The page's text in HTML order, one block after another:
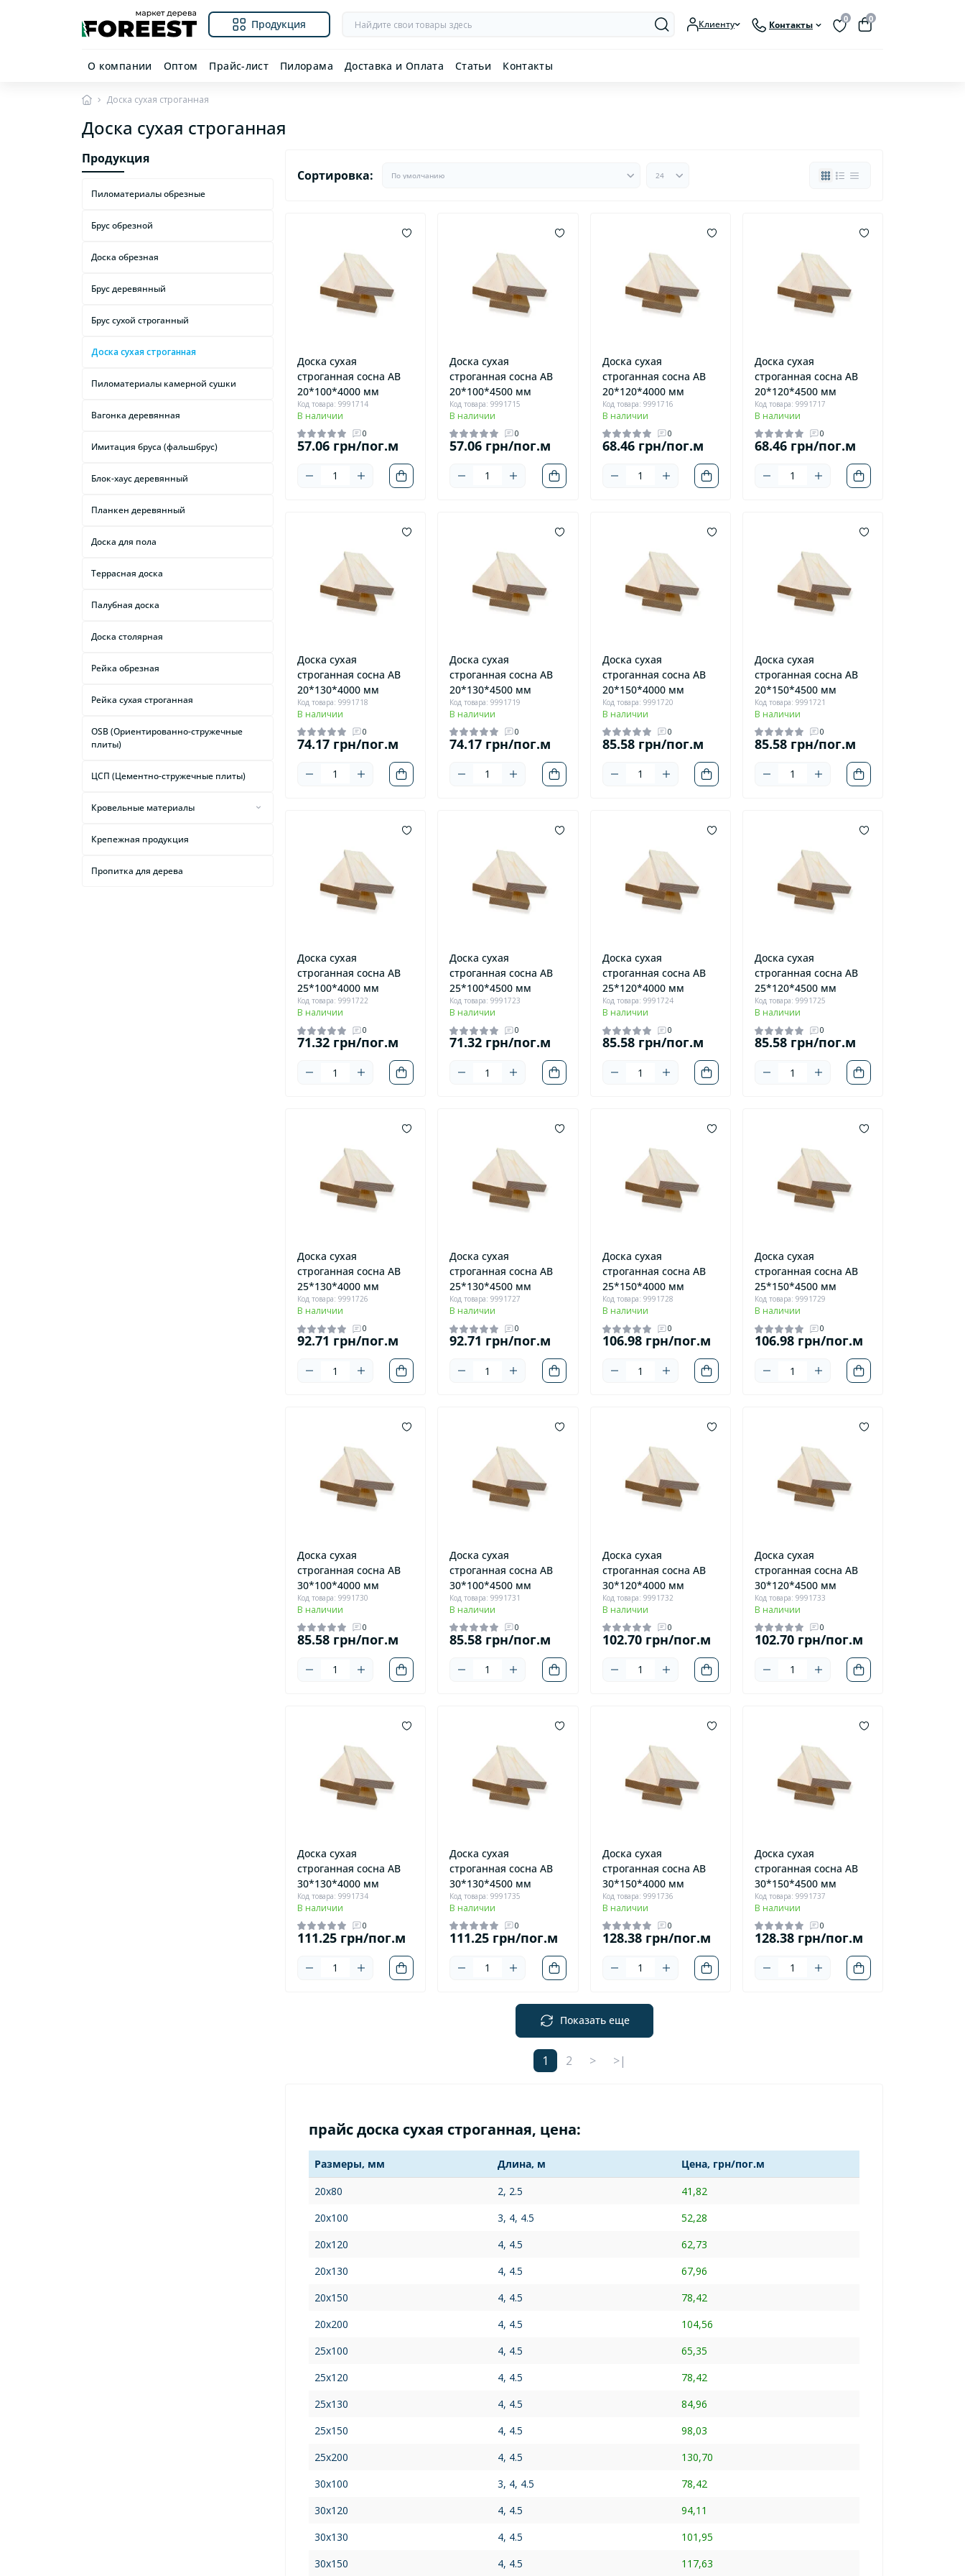
Продукция Клиенту Контакты
0 0
О компании Оптом Прайс-лист Пилорама Доставка и Оплата Статьи Контакты
Доска сухая строганная
Доска сухая строганная
Продукция
Пиломатериалы обрезные
Брус обрезной
Доска обрезная
Брус деревянный
Брус сухой строганный
Доска сухая строганная
Пиломатериалы камерной сушки
Вагонка деревянная
Имитация бруса (фальшбрус)
Блок-хаус деревянный
Планкен деревянный
Доска для пола
Террасная доска
Палубная доска
Доска столярная
Рейка обрезная
Рейка сухая строганная
OSB (Ориентированно-стружечные
плиты)
ЦСП (Цементно-стружечные плиты)
Кровельные материалы
гидроизоляционные пленки и
Чердачные лестницы
Крепежная продукция
Пропитка для дерева
Сортировка:
Доска сухая
строганная сосна AB
20*100*4000 мм
Код товара: 9991714
В наличии
0
57.06 грн/пог.м
Доска сухая
строганная сосна AB
20*100*4500 мм
Код товара: 9991715
В наличии
0
57.06 грн/пог.м
Доска сухая
строганная сосна AB
20*120*4000 мм
Код товара: 9991716
В наличии
0
68.46 грн/пог.м
Доска сухая
строганная сосна AB
20*120*4500 мм
Код товара: 9991717
В наличии
0
68.46 грн/пог.м
Доска сухая
строганная сосна AB
20*130*4000 мм
Код товара: 9991718
В наличии
0
74.17 грн/пог.м
Доска сухая
строганная сосна AB
20*130*4500 мм
Код товара: 9991719
В наличии
0
74.17 грн/пог.м
Доска сухая
строганная сосна AB
20*150*4000 мм
Код товара: 9991720
В наличии
0
85.58 грн/пог.м
Доска сухая
строганная сосна AB
20*150*4500 мм
Код товара: 9991721
В наличии
0
85.58 грн/пог.м
Доска сухая
строганная сосна AB
25*100*4000 мм
Код товара: 9991722
В наличии
0
71.32 грн/пог.м
Доска сухая
строганная сосна AB
25*100*4500 мм
Код товара: 9991723
В наличии
0
71.32 грн/пог.м
Доска сухая
строганная сосна AB
25*120*4000 мм
Код товара: 9991724
В наличии
0
85.58 грн/пог.м
Доска сухая
строганная сосна AB
25*120*4500 мм
Код товара: 9991725
В наличии
0
85.58 грн/пог.м
Доска сухая
строганная сосна AB
25*130*4000 мм
Код товара: 9991726
В наличии
0
92.71 грн/пог.м
Доска сухая
строганная сосна AB
25*130*4500 мм
Код товара: 9991727
В наличии
0
92.71 грн/пог.м
Доска сухая
строганная сосна AB
25*150*4000 мм
Код товара: 9991728
В наличии
0
106.98 грн/пог.м
Доска сухая
строганная сосна AB
25*150*4500 мм
Код товара: 9991729
В наличии
0
106.98 грн/пог.м
Доска сухая
строганная сосна AB
30*100*4000 мм
Код товара: 9991730
В наличии
0
85.58 грн/пог.м
Доска сухая
строганная сосна AB
30*100*4500 мм
Код товара: 9991731
В наличии
0
85.58 грн/пог.м
Доска сухая
строганная сосна AB
30*120*4000 мм
Код товара: 9991732
В наличии
0
102.70 грн/пог.м
Доска сухая
строганная сосна AB
30*120*4500 мм
Код товара: 9991733
В наличии
0
102.70 грн/пог.м
Доска сухая
строганная сосна AB
30*130*4000 мм
Код товара: 9991734
В наличии
0
111.25 грн/пог.м
Доска сухая
строганная сосна AB
30*130*4500 мм
Код товара: 9991735
В наличии
0
111.25 грн/пог.м
Доска сухая
строганная сосна AB
30*150*4000 мм
Код товара: 9991736
В наличии
0
128.38 грн/пог.м
Доска сухая
строганная сосна AB
30*150*4500 мм
Код товара: 9991737
В наличии
0
128.38 грн/пог.м
Показать еще
1 2 > >|
прайс доска сухая строганная, цена:
Размеры, мм Длина, м
Цена, грн/пог.м
20x80
2, 2.5
41,82
20x100
3, 4, 4.5
52,28
20x120
4, 4.5
62,73
20x130
4, 4.5
67,96
20x150
4, 4.5
78,42
20x200
4, 4.5
104,56
25x100
4, 4.5
65,35
25x120
4, 4.5
78,42
25x130
4, 4.5
84,96
25x150
4, 4.5
98,03
25x200
4, 4.5
130,70
30x100
3, 4, 4.5
78,42
30x120
4, 4.5
94,11
30x130
4, 4.5
101,95
30x150
4, 4.5 117,63